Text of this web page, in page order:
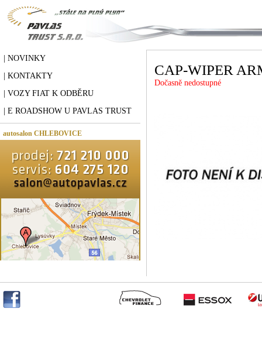
| NOVINKY
| KONTAKTY
| VOZY FIAT K ODBĚRU
| E ROADSHOW U PAVLAS TRUST
autosalon CHLEBOVICE
CAP-WIPER
Dočasně nedostupné